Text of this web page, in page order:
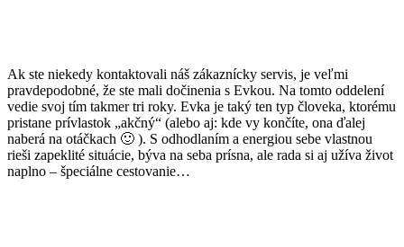
Ak ste niekedy kontaktovali náš zákaznícky servis, je veľmi
pravdepodobné, že ste mali dočinenia s Evkou. Na tomto oddelení
vedie svoj tím takmer tri roky. Evka je taký ten typ človeka, ktorému
pristane prívlastok „akčný“ (alebo aj: kde vy končíte, ona ďalej
naberá na otáčkach 🙂 ). S odhodlaním a energiou sebe vlastnou
rieši zapeklité situácie, býva na seba prísna, ale rada si aj užíva život
naplno – špeciálne cestovanie…